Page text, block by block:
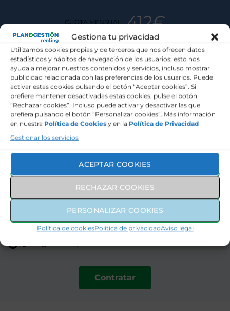
Gestiona tu privacidad
Utilizamos cookies propias y de terceros que nos ofrecen datos
estadísticos y hábitos de navegación de los usuarios; esto nos
ayuda a mejorar nuestros contenidos y servicios, incluso mostrar
publicidad relacionada con las preferencias de los usuarios. Puede
activar estas cookies pulsando el botón “Aceptar cookies”. Si
prefiere mantener desactivadas estas cookies, pulse el botón
“Rechazar cookies”. Incluso puede activar y desactivar las que
prefiera pulsando el botón “Personalizar cookies”. Más información
en nuestra Política de Cookies y en la Política de Privacidad
Gestionar los servicios
ACEPTAR COOKIES
RECHAZAR COOKIES
PERSONALIZAR COOKIES
Política de cookiesPolítica de privacidadAviso legal
CUOTA MENSUAL 412€
MÁS IVA
SERVICIOS INCLUIDOS
Seguro a todo riesgo
Mantenimiento y revisiones
Asistencia en carretera
Gestión de Sanciones
Neumáticos
Contratar